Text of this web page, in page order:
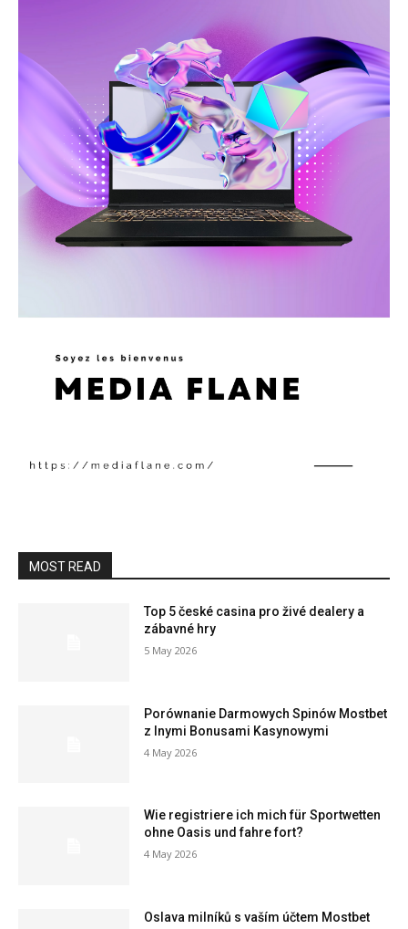
MOST READ
Top 5 české casina pro živé dealery a
zábavné hry
5 May 2026
Porównanie Darmowych Spinów Mostbet
z Inymi Bonusami Kasynowymi
4 May 2026
Wie registriere ich mich für Sportwetten
ohne Oasis und fahre fort?
4 May 2026
Oslava milníků s vaším účtem Mostbet